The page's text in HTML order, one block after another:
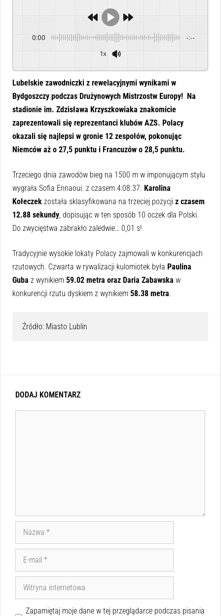
0:00 -:--
1x
Lubelskie zawodniczki z rewelacyjnymi wynikami w
Bydgoszczy podczas Drużynowych Mistrzostw Europy! Na
stadionie im. Zdzisława Krzyszkowiaka znakomicie
zaprezentowali się reprezentanci klubów AZS. Polacy
okazali się najlepsi w gronie 12 zespołów, pokonując
Niemców aż o 27,5 punktu i Francuzów o 28,5 punktu.
Trzeciego dnia zawodów bieg na 1500 m w imponującym stylu
wygrała Sofia Ennaoui. z czasem 4:08.37. Karolina
Kołeczek została sklasyfikowana na trzeciej pozycji z czasem
12.88 sekundy, dopisując w ten sposób 10 oczek dla Polski.
Do zwycięstwa zabrakło zaledwie… 0,01 s!
Tradycyjnie wysokie lokaty Polacy zajmowali w konkurencjach
rzutowych. Czwarta w rywalizacji kulomiotek była Paulina
Guba z wynikiem 59.02 metra oraz Daria Zabawska w
konkurencji rzutu dyskiem z wynikiem 58.38 metra.
Źródło: Miasto Lublin
DODAJ KOMENTARZ
Zapamiętaj moje dane w tej przeglądarce podczas pisania